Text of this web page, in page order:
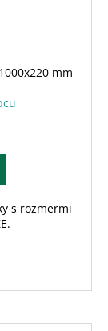
mm
s rozmermi